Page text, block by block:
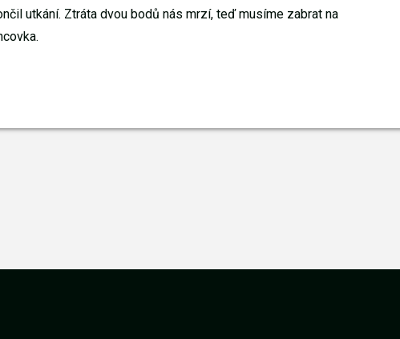
utkání. Ztráta dvou bodů nás mrzí, teď musíme zabrat na